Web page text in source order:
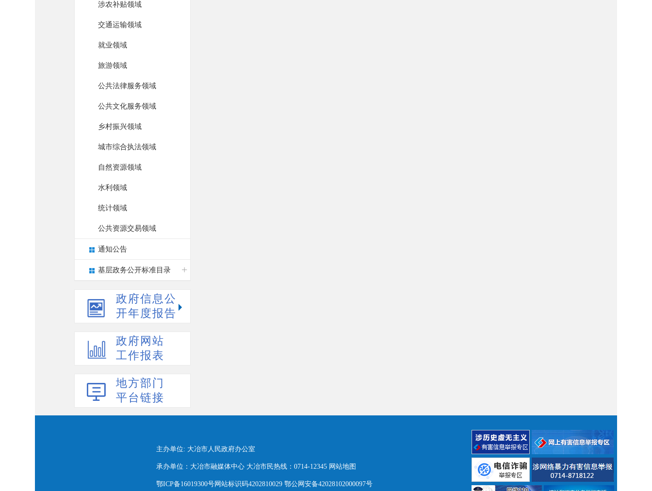
涉农补贴领域
交通运输领域
就业领域
旅游领域
公共法律服务领域
公共文化服务领域
乡村振兴领域
城市综合执法领域
自然资源领域
水利领域
统计领域
公共资源交易领域
通知公告
基层政务公开标准目录
政府信息公
开年度报告
政府网站
工作报表
地方部门
平台链接
主办单位: 大冶市人民政府办公室
承办单位：大冶市融媒体中心 大冶市民热线：0714-12345 网站地图
鄂ICP备16019300号网站标识码4202810029 鄂公网安备42028102000097号